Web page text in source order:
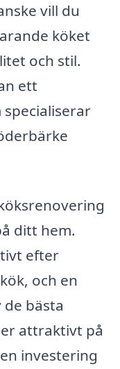
vill du
köket
och stil.
ett
ditt hem.
efter
och en
bästa
attraktivt på
investering